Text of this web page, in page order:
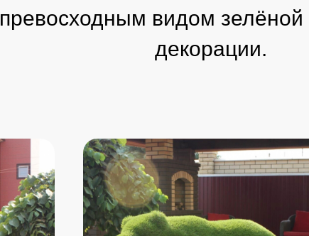
превосходным видом зелёной
декорации.